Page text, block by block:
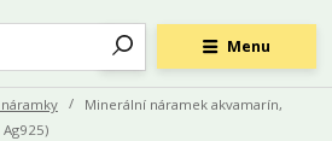
Menu
Minerální náramek akvamarín,